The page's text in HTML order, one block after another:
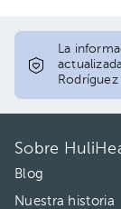
La
Rodríguez
Sobre
Blog
Nuestra historia